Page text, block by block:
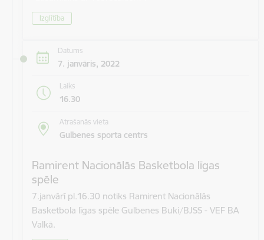
Izglītība
Datums
7. janvāris, 2022
Laiks
16.30
Atrašanās vieta
Gulbenes sporta centrs
Ramirent Nacionālās Basketbola līgas
spēle
7.janvārī pl.16.30 notiks Ramirent Nacionālās
Basketbola līgas spēle Gulbenes Buki/BJSS - VEF BA
Valkā.